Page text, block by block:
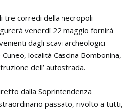
tre corredi della necropoli
venerdì 22 maggio fornirà
dagli scavi archeologici
località Cascina Bombonina,
dell’ autostrada.
dalla Soprintendenza
passato, rivolto a tutti,